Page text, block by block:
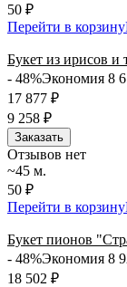
50 ₽
Перейти в корзину
Букет из ирисов
- 48%Экономия 8
17 877 ₽
9 258 ₽
Заказать
Отзывов нет
~45 м.
50 ₽
Перейти в корзину
Букет пионов
- 48%Экономия 8
18 502 ₽